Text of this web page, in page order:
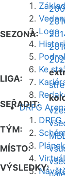
Logo
Ke
DRFG
SEZONA:
LIGA:
SEŘADIT:
TÝM:
MÍSTO:
VÝSLEDKY: